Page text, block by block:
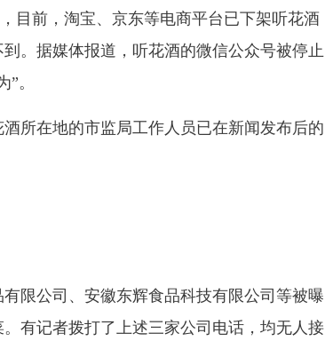
前，淘宝、京东等电商平台已下架听花酒
。据媒体报道，听花酒的微信公众号被停止
。
在地的市监局工作人员已在新闻发布后的
公司、安徽东辉食品科技有限公司等被曝
有记者拨打了上述三家公司电话，均无人接